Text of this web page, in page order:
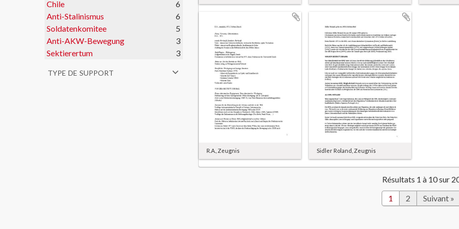
Chile
6
Anti-Stalinismus
6
Soldatenkomitee
5
Anti-AKW-Bewegung
3
Sektierertum
3
type de support
R.A., Zeugnis Sidler Roland, Zeugnis
Résultats 1 à 10 sur
1
2 Suivant »